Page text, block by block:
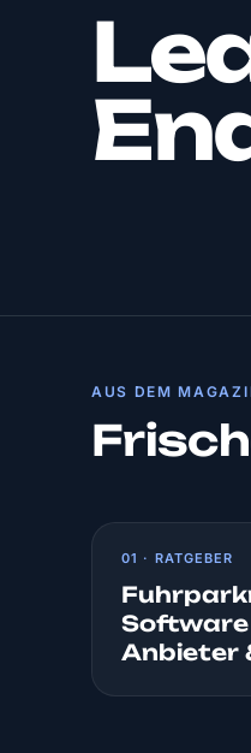
AUS DEM
01 · RATGEBER
Software
Anbieter